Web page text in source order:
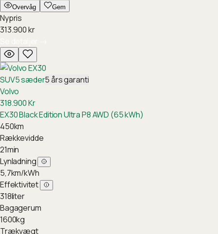
Overvåg Gem
Nypris
313.900kr
SUV5sæder5års garanti
Volvo
318.900Kr
EX30 Black Edition Ultra P8 AWD (65 kWh)
450km
Rækkevidde
21min
Lynladning
5,7km/kWh
Effektivitet
318liter
Bagagerum
1600kg
Trækvægt